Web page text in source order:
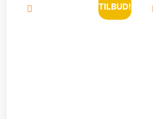
TILBUD!